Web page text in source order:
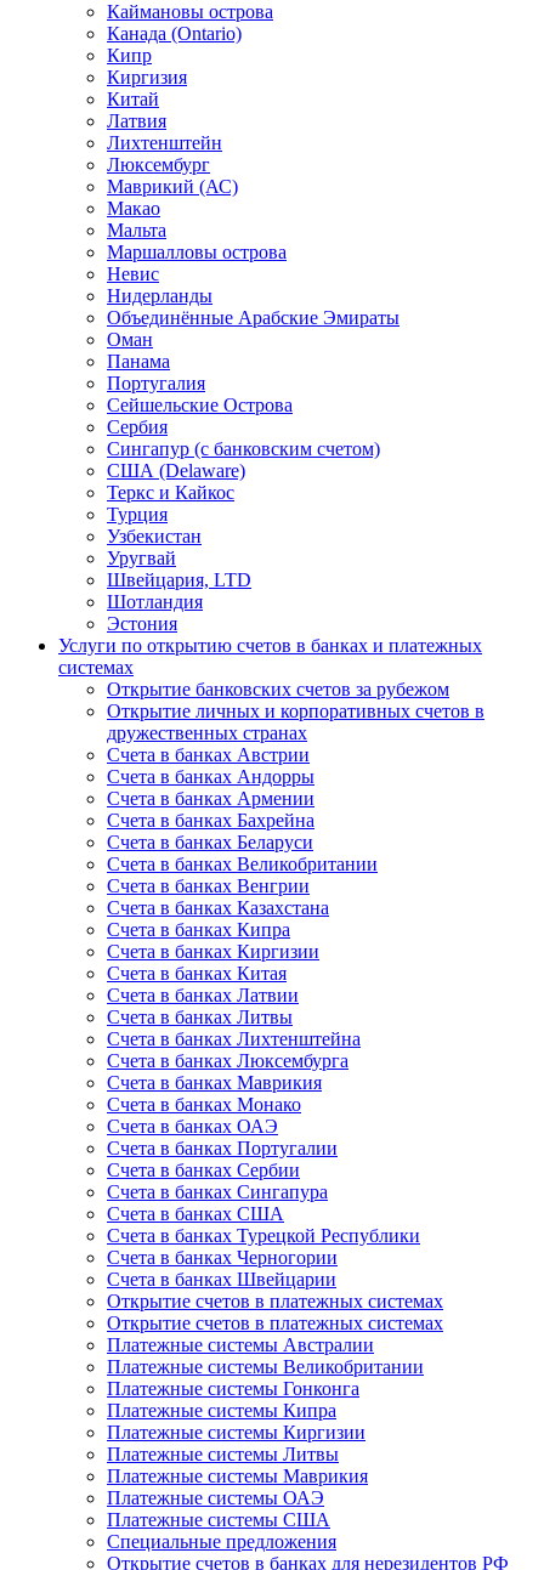
Каймановы острова
Канада (Ontario)
Кипр
Киргизия
Китай
Латвия
Лихтенштейн
Люксембург
Маврикий (АС)
Макао
Мальта
Маршалловы острова
Нeвис
Нидерланды
Объединённые Арабские Эмираты
Оман
Панама
Португалия
Сейшельские Острова
Сербия
Сингапур (c банковским счетом)
США (Delaware)
Теркс и Кайкос
Турция
Узбекистан
Уругвай
Швейцария, LTD
Шотландия
Эстония
Услуги по открытию счетов в банках и платежных
системах
Открытие банковских счетов за рубежом
Открытие личных и корпоративных счетов в
дружественных странах
Счета в банках Австрии
Счета в банках Андорры
Счета в банках Армении
Счета в банках Бахрейна
Счета в банках Беларуси
Счета в банках Великобритании
Счета в банках Венгрии
Счета в банках Казахстана
Счета в банках Кипра
Счета в банках Киргизии
Счета в банках Китая
Счета в банках Латвии
Счета в банках Литвы
Счета в банках Лихтенштейна
Счета в банках Люксембурга
Счета в банках Маврикия
Счета в банках Монако
Счета в банках ОАЭ
Счета в банках Португалии
Счета в банках Сербии
Счета в банках Сингапура
Счета в банках США
Счета в банках Турецкой Республики
Счета в банках Черногории
Счета в банках Швейцарии
Открытие счетов в платежных системах
Открытие счетов в платежных системах
Платежные системы Австралии
Платежные системы Великобритании
Платежные системы Гонконга
Платежные системы Кипра
Платежные системы Киргизии
Платежные системы Литвы
Платежные системы Маврикия
Платежные системы ОАЭ
Платежные системы США
Специальные предложения
Открытие счетов в банках для нерезидентов РФ